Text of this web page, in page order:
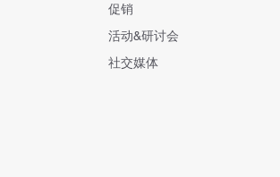
促销
活动&研讨会
社交媒体